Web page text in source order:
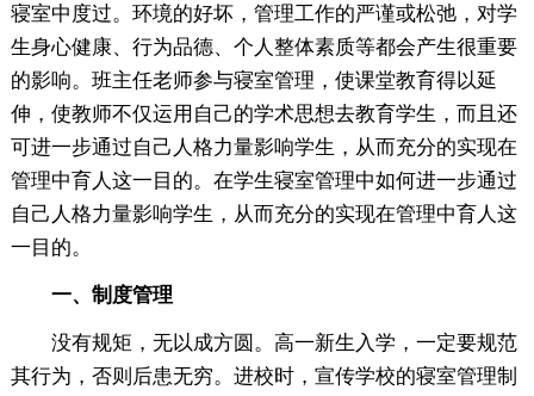
寝室中度过。环境的好坏，管理工作的严谨或松弛，对学
生身心健康、行为品德、个人整体素质等都会产生很重要
的影响。班主任老师参与寝室管理，使课堂教育得以延
伸，使教师不仅运用自己的学术思想去教育学生，而且还
可进一步通过自己人格力量影响学生，从而充分的实现在
管理中育人这一目的。在学生寝室管理中如何进一步通过
自己人格力量影响学生，从而充分的实现在管理中育人这
一目的。
一、制度管理
没有规矩，无以成方圆。高一新生入学，一定要规范
其行为，否则后患无穷。进校时，宣传学校的寝室管理制